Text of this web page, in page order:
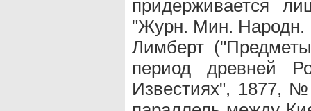
придерживается
"Журн. Мин. Народн.
Лимберт
период древней
Известиях", 1877,